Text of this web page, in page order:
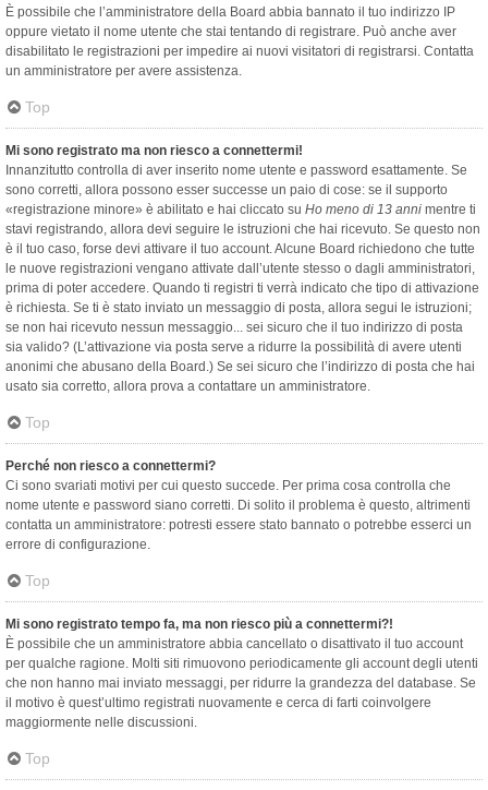
È possibile che l’amministratore della Board abbia bannato il tuo indirizzo IP
oppure vietato il nome utente che stai tentando di registrare. Può anche aver
disabilitato le registrazioni per impedire ai nuovi visitatori di registrarsi. Contatta
un amministratore per avere assistenza.
Top
Mi sono registrato ma non riesco a connettermi!
Innanzitutto controlla di aver inserito nome utente e password esattamente. Se
sono corretti, allora possono esser successe un paio di cose: se il supporto
«registrazione minore» è abilitato e hai cliccato su Ho meno di 13 anni mentre ti
stavi registrando, allora devi seguire le istruzioni che hai ricevuto. Se questo non
è il tuo caso, forse devi attivare il tuo account. Alcune Board richiedono che tutte
le nuove registrazioni vengano attivate dall’utente stesso o dagli amministratori,
prima di poter accedere. Quando ti registri ti verrà indicato che tipo di attivazione
è richiesta. Se ti è stato inviato un messaggio di posta, allora segui le istruzioni;
se non hai ricevuto nessun messaggio... sei sicuro che il tuo indirizzo di posta
sia valido? (L’attivazione via posta serve a ridurre la possibilità di avere utenti
anonimi che abusano della Board.) Se sei sicuro che l’indirizzo di posta che hai
usato sia corretto, allora prova a contattare un amministratore.
Top
Perché non riesco a connettermi?
Ci sono svariati motivi per cui questo succede. Per prima cosa controlla che
nome utente e password siano corretti. Di solito il problema è questo, altrimenti
contatta un amministratore: potresti essere stato bannato o potrebbe esserci un
errore di configurazione.
Top
Mi sono registrato tempo fa, ma non riesco più a connettermi?!
È possibile che un amministratore abbia cancellato o disattivato il tuo account
per qualche ragione. Molti siti rimuovono periodicamente gli account degli utenti
che non hanno mai inviato messaggi, per ridurre la grandezza del database. Se
il motivo è quest’ultimo registrati nuovamente e cerca di farti coinvolgere
maggiormente nelle discussioni.
Top